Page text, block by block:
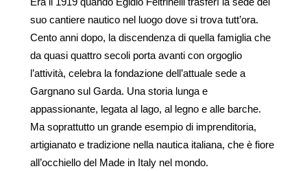
1414 Demon Air
850 Fantom
Frauscher X Porsche
850 Fantom Air
suo cantiere nautico nel luogo dove si trova tutt’ora.
Cento anni dopo, la discendenza di quella famiglia che
da quasi quattro secoli porta avanti con orgoglio
l’attività, celebra la fondazione dell’attuale sede a
Gargnano sul Garda. Una storia lunga e
appassionante, legata al lago, al legno e alle barche.
Ma soprattutto un grande esempio di imprenditoria,
artigianato e tradizione nella nautica italiana, che è fiore
all’occhiello del Made in Italy nel mondo.